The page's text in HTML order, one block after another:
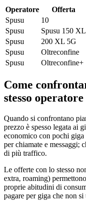
Operatore Offerta
Spusu
10
Spusu
Spusu 150 XL
Spusu
200 XL 5G
Spusu
Oltreconfine
Spusu
Oltreconfine+
Come
stesso operatore
Quando si confrontano
prezzo è spesso legata ai
economico con pochi
per chiamate e messaggi;
di più traffico.
Le offerte con lo stesso
extra, roaming)
proprie abitudini di
pagare per giga che non